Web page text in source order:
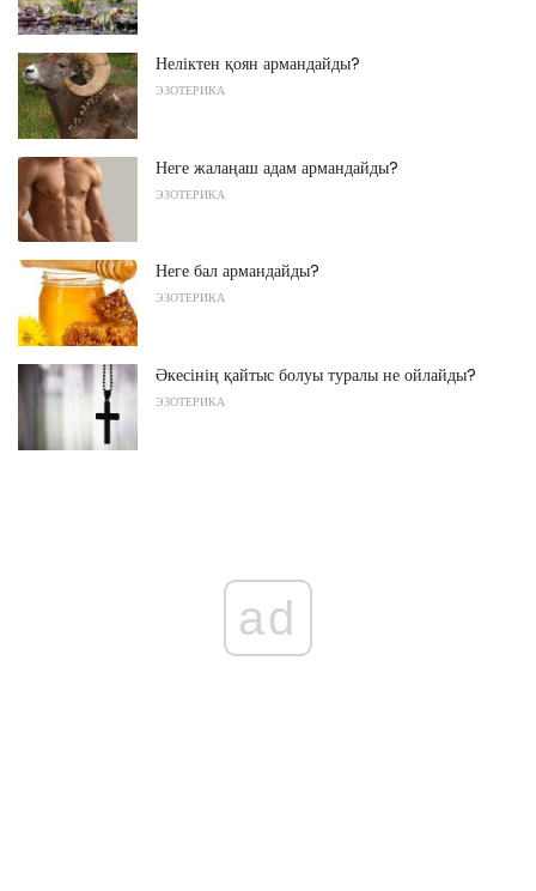
Неліктен қоян армандайды?
ЭЗОТЕРИКА
Неге жалаңаш адам армандайды?
ЭЗОТЕРИКА
Неге бал армандайды?
ЭЗОТЕРИКА
Әкесінің қайтыс болуы туралы не ойлайды?
ЭЗОТЕРИКА
ad